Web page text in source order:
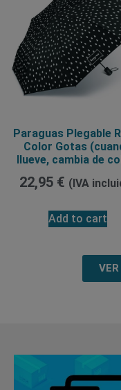
Paraguas Plegable
Color Gotas
llueve, cambia de
22,95 € (IVA
Add to cart